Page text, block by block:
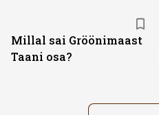
Millal sai Gröönimaast
Taani osa?